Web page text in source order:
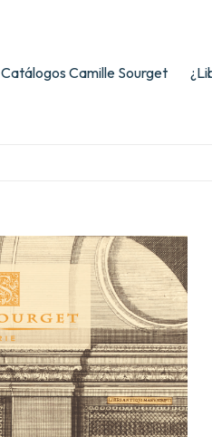
Catálogos Camille Sourget